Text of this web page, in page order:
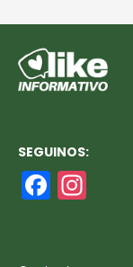
SEGUINOS:
F
a